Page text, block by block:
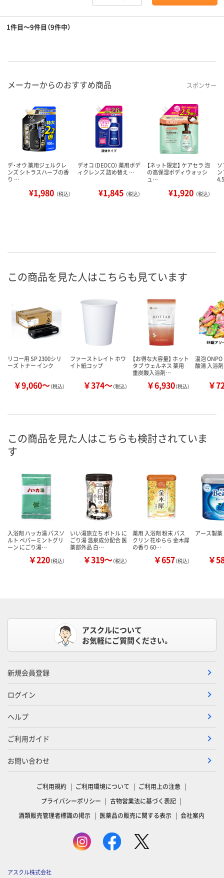
1件目～9件目（9件中）
メーカーからのおすすめ商品 スポンサー
デ・オウ 薬用ジェルクレ
ンズ シトラスハーブの香
り …
¥1,980 （税込）
デオコ（DEOCO） 薬用ボデ
ィクレンズ 詰め替え …
¥1,845 （税込）
【ネット限定】 ケアセラ 泡
の高保湿ボディウォッシ
ュ…
¥1,920 （税込）
この商品を見た人はこちらも見ています
リコー用 SP 2300シリ
ーズ トナー インク
￥9,060～（税込）
ファーストレイト ホワ
イト紙コップ
￥374～（税込）
【お得な大容量】 ホット
タブ ウェルネス 薬用
重炭酸入浴剤…
￥6,930（税込）
温泡
酸湯 入浴
￥
この商品を見た人はこちらも検討されていま
す
入浴剤 ハッカ湯 バスソ
ルト ペパーミントグリ
ーン にごり湯…
￥220（税込）
いい湯旅立ち ボトル に
ごり湯 温泉成分配合 医
薬部外品 白…
￥319～（税込）
薬用 入浴剤 粉末 バス
クリン 花ゆらら 金木犀
の香り 60…
￥657（税込）
アース製薬
￥
アスクルについて
お気軽にご質問ください。
新規会員登録
ログイン
ヘルプ
ご利用ガイド
お問い合わせ
ご利用規約 ご利用環境について
ご利用上の注意
プライバシーポリシー
古物営業法に基づく表記
酒類販売管理者標識の掲示
医薬品の販売に関する表示 会社案内
アスクル株式会社